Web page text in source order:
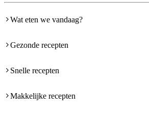
Wat eten we vandaag?
Gezonde recepten
Snelle recepten
Makkelijke recepten